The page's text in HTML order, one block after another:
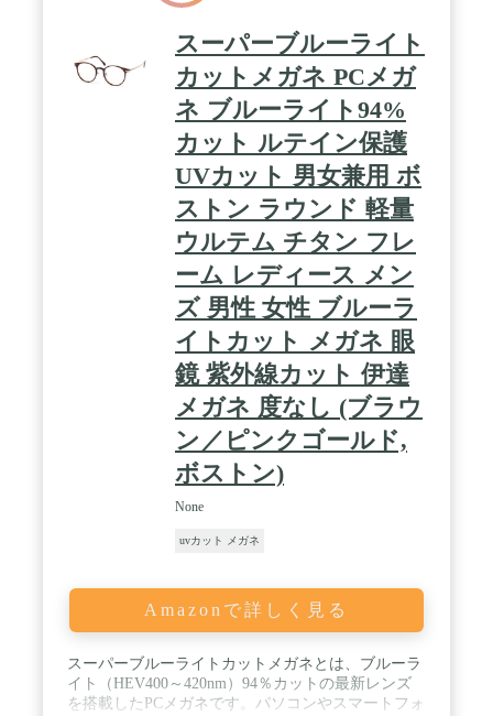
足度 96.8％！ サイズ・色バリエーション豊富に準
備。ベストサイズ＆カラーを見つけてください。 /
サイズの目安・・・こめかみからこめかみまでの長
さを基準にしてください。詳細はサブ画像をご覧く
ださい。KIDS・・・11.8cm。Small・・・12.5cm。
Regular・・・13.3cm。WIDE・・・14.5cm
スーパーブルーライト
カットメガネ PCメガ
ネ ブルーライト94%
カット ルテイン保護
UVカット 男女兼用 ボ
ストン ラウンド 軽量
ウルテム チタン フレ
ーム レディース メン
ズ 男性 女性 ブルーラ
イトカット メガネ 眼
鏡 紫外線カット 伊達
メガネ 度なし (ブラウ
ン／ピンクゴールド,
ボストン)
None
uvカット メガネ
Amazonで詳しく見る
スーパーブルーライトカットメガネとは、ブルーラ
イト（HEV400～420nm）94％カットの最新レンズ
を搭載したPCメガネです。パソコンやスマートフォ